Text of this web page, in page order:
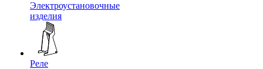
Электроустановочные
изделия
Реле